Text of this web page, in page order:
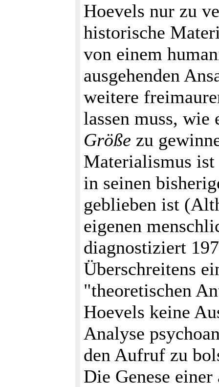
Hoevels nur zu
historische
von einem
ausgehenden
weitere
lassen muss,
Größe zu
Materialismus ist
in seinen
geblieben ist
eigenen
diagnostiziert
Überschreitens
"theoretischen
Hoevels keine
Analyse
den Aufruf zu
Die Genese